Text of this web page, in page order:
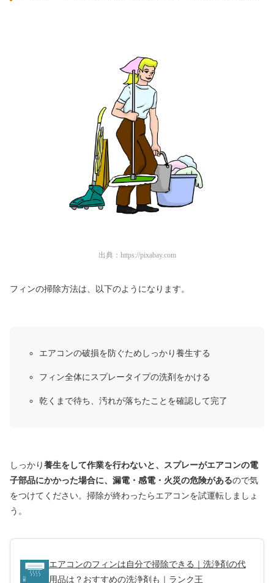
出典： https://pixabay.com
フィンの掃除方法は、以下のようになります。
エアコンの破損を防ぐためしっかり養生する
フィン全体にスプレータイプの洗剤をかける
乾くまで待ち、汚れが落ちたことを確認して完了
しっかり 養生をして作業を行わないと、スプレーがエアコンの電
子部品にかかった場合に、漏電・感電・火災の危険があるので気
をつけてください。掃除が終わったらエアコンを試運転しましょ
う。
エアコンのフィンは自分で掃除できる｜洗浄剤の代
用品は？おすすめの洗浄剤も｜ランク王